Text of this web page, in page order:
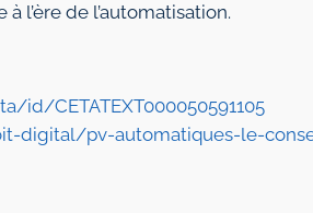
l’ère de l’automatisation.
id/CETATEXT000050591105
digital/pv-automatiques-le-